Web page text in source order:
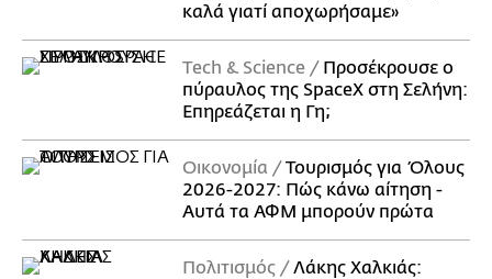
καλά γιατί αποχωρήσαμε»
Τech & Science
Προσέκρουσε ο
πύραυλος της SpaceX στη Σελήνη:
Επηρεάζεται η Γη;
Οικονομία
Τουρισμός για Όλους
2026-2027: Πώς κάνω αίτηση -
Αυτά τα ΑΦΜ μπορούν πρώτα
Πολιτισμός
Λάκης Χαλκιάς: